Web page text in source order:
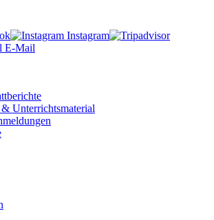
Instagram
E-Mail
Unterrichtsmaterial